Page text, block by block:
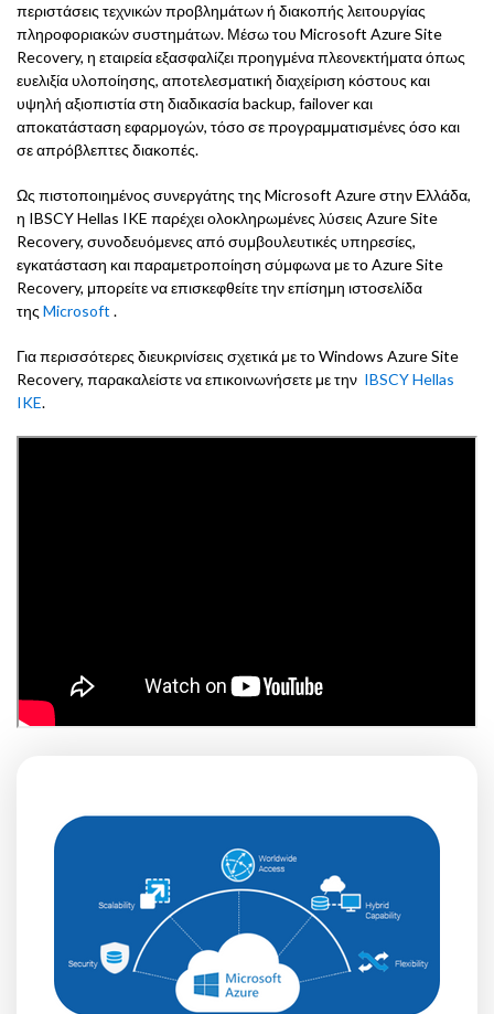
περιστάσεις τεχνικών προβλημάτων ή διακοπής λειτουργίας
πληροφοριακών συστημάτων. Μέσω του Microsoft Azure Site
Recovery, η εταιρεία εξασφαλίζει προηγμένα πλεονεκτήματα όπως
ευελιξία υλοποίησης, αποτελεσματική διαχείριση κόστους και
υψηλή αξιοπιστία στη διαδικασία backup, failover και
αποκατάσταση εφαρμογών, τόσο σε προγραμματισμένες όσο και
σε απρόβλεπτες διακοπές.
Ως πιστοποιημένος συνεργάτης της Microsoft Azure στην Ελλάδα,
η IBSCY Hellas IKE παρέχει ολοκληρωμένες λύσεις Azure Site
Recovery, συνοδευόμενες από συμβουλευτικές υπηρεσίες,
εγκατάσταση και παραμετροποίηση σύμφωνα με το Azure Site
Recovery, μπορείτε να επισκεφθείτε την επίσημη ιστοσελίδα
της Microsoft .
Για περισσότερες διευκρινίσεις σχετικά με το Windows Azure Site
Recovery, παρακαλείστε να επικοινωνήσετε με την IBSCY Hellas
IKE.